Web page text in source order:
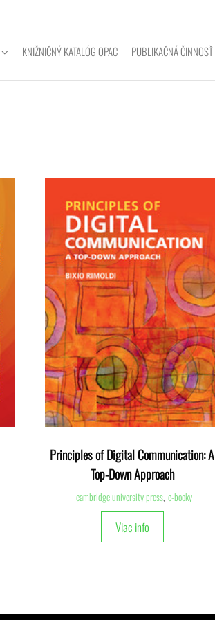
KNIŽNIČNÝ KATALÓG OPAC PUBLIKAČNÁ ČINNOSŤ
Principles of Digital Communication: A
Top-Down Approach
cambridge university press, e-booky
Viac info